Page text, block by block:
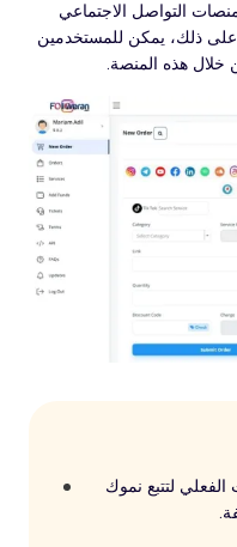
منصات التواصل الاجتماعي
على ذلك، يمكن للمستخدمين
خلال هذه المنصة.
لتتبع نموك